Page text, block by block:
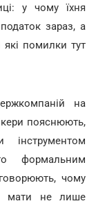
у чому їхня
зараз, а
які помилки тут
на
пояснюють,
формальним
чому
мати не лише